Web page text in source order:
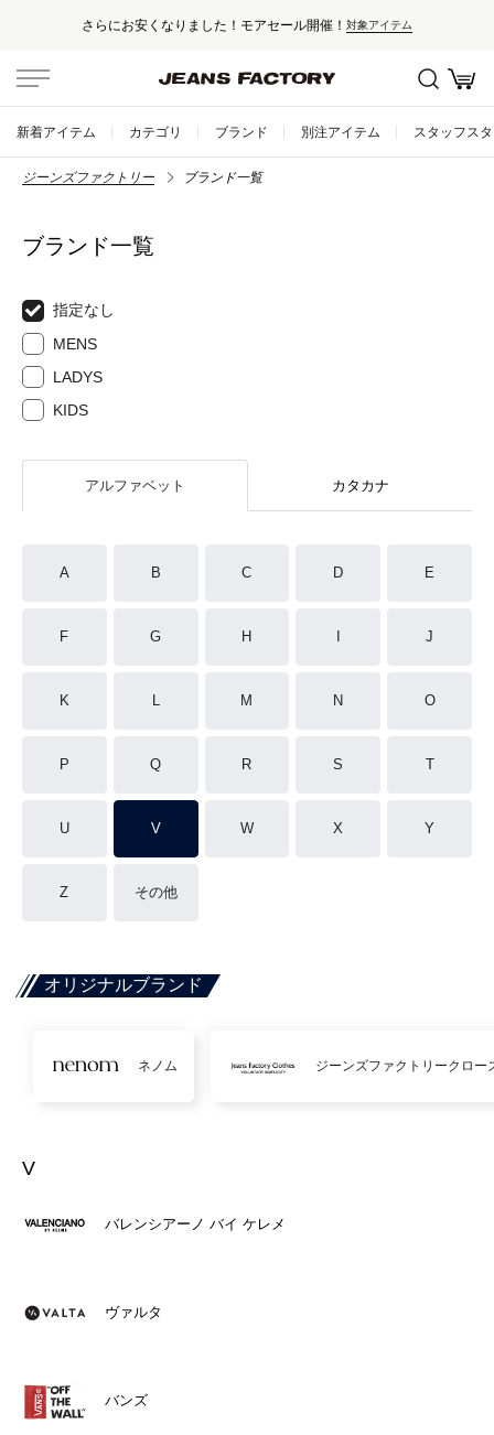
さらにお安くなりました！モアセール開催！ 対象アイテム
新着アイテム カテゴリ ブランド 別注アイテム スタッフス
ジーンズファクトリー ブランド一覧
ブランド一覧
指定なし
MENS
LADYS
KIDS
アルファベット カタカナ
A B C D E
F G H J
K L M N O
P Q R S T
U V W X Y
Z その他
オリジナルブランド
ネノム ジーンズファクトリークロー
V
バレンシアーノ バイ ケレメ
ヴァルタ
バンズ